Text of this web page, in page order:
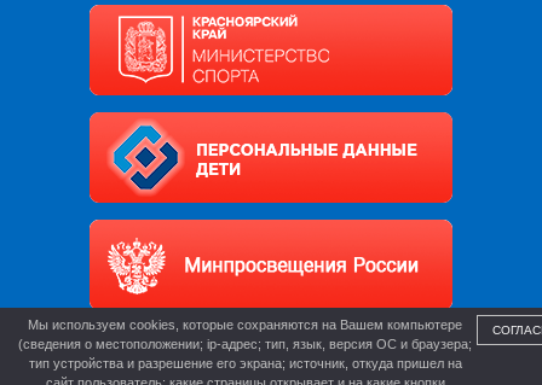
Мы используем cookies, которые сохраняются на Вашем компьютере
(сведения о местоположении; ip-адрес; тип, язык, версия ОС и браузера;
тип устройства и разрешение его экрана; источник, откуда пришел на